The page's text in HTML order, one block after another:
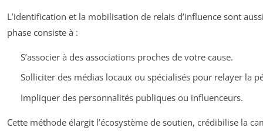
L’identification et la mobilisation de relais d’influence sont
phase consiste à :
S’associer à des associations proches de votre cause.
Solliciter des médias locaux ou spécialisés pour relayer la
Impliquer des personnalités publiques ou influenceurs.
Cette méthode élargit l’écosystème de soutien, crédibilise la